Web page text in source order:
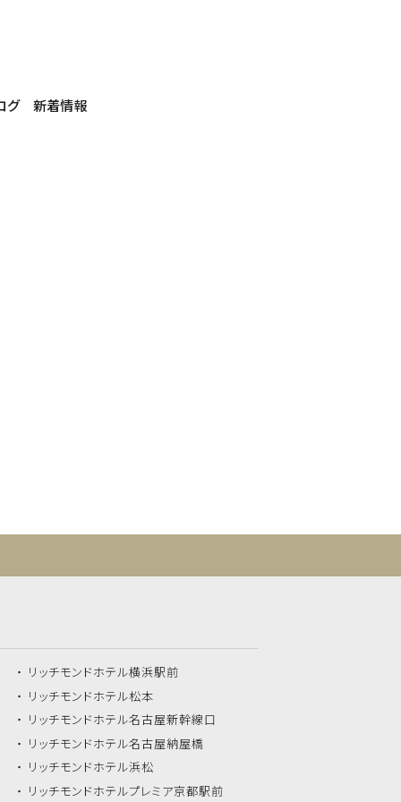
グ 新着情報
リッチモンドホテル横浜駅前
リッチモンドホテル松本
リッチモンドホテル名古屋新幹線口
リッチモンドホテル名古屋納屋橋
リッチモンドホテル浜松
リッチモンドホテルプレミア京都駅前